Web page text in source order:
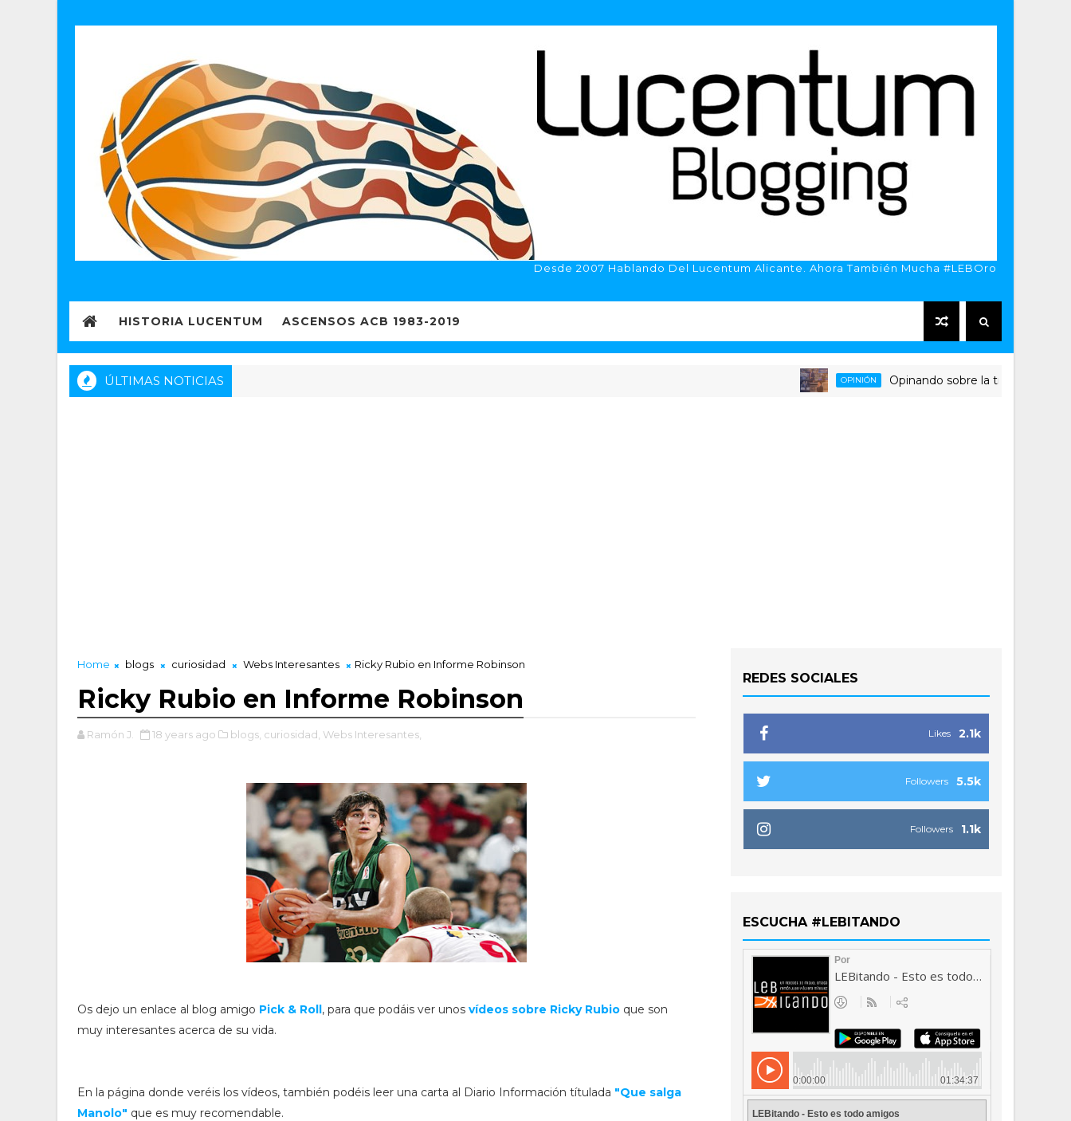
Desde 2007 Hablando Del Lucentum Alicante. Ahora También Mucha #LEBOro
HISTORIA LUCENTUM ASCENSOS ACB 1983-2019
ÚLTIMAS NOTICIAS OPINIÓN Opinando sobre la triste despedida del
Home blogs curiosidad Webs Interesantes Ricky Rubio en Informe Robinson
Ricky Rubio en Informe Robinson
Ramón J. 18 years ago blogs, curiosidad, Webs Interesantes,
Os dejo un enlace al blog amigo Pick & Roll, para que podáis ver unos vídeos sobre Ricky Rubio que son
muy interesantes acerca de su vida.
En la página donde veréis los vídeos, también podéis leer una carta al Diario Información títulada "Que salga
Manolo" que es muy recomendable.
REDES SOCIALES
2.1k
Likes
5.5k
Followers
1.1k
Followers
ESCUCHA #LEBITANDO